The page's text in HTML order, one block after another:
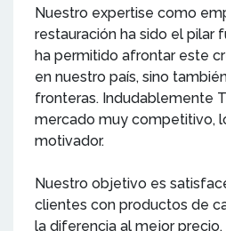
Nuestro expertise como
restauración ha sido el pilar
ha permitido afrontar este
en nuestro país, sino
fronteras. Indudablemente
mercado muy competitivo,
motivador.
Nuestro objetivo es
clientes con productos de
la diferencia al mejor precio,